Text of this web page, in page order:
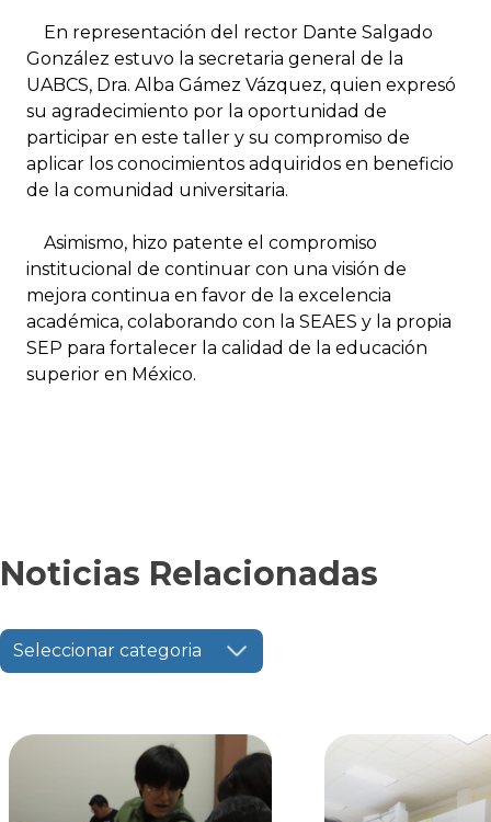
En representación del rector Dante Salgado
González estuvo la secretaria general de la
UABCS, Dra. Alba Gámez Vázquez, quien expresó
su agradecimiento por la oportunidad de
participar en este taller y su compromiso de
aplicar los conocimientos adquiridos en beneficio
de la comunidad universitaria.
Asimismo, hizo patente el compromiso
institucional de continuar con una visión de
mejora continua en favor de la excelencia
académica, colaborando con la SEAES y la propia
SEP para fortalecer la calidad de la educación
superior en México.
Noticias Relacionadas
Seleccionar categoria